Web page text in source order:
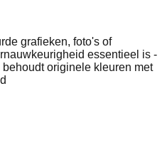
grafieken, foto's of
essentieel is -
originele kleuren met